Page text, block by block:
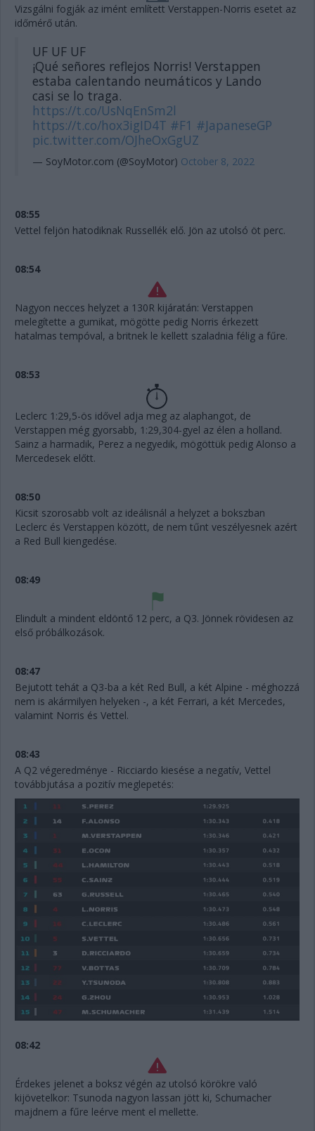
Vizsgálni fogják az imént említett Verstappen-Norris esetet az
időmérő után.
UF UF UF
¡Qué señores reflejos Norris! Verstappen
estaba calentando neumáticos y Lando
casi se lo traga.
https://t.co/UsNqEnSm2l
https://t.co/hox3igID4T #F1 #JapaneseGP
pic.twitter.com/OJheOxGgUZ
— SoyMotor.com (@SoyMotor) October 8, 2022
08:55
Vettel feljön hatodiknak Russellék elő. Jön az utolsó öt perc.
08:54
Nagyon necces helyzet a 130R kijáratán: Verstappen
melegítette a gumikat, mögötte pedig Norris érkezett
hatalmas tempóval, a britnek le kellett szaladnia félig a fűre.
08:53
Leclerc 1:29,5-ös idővel adja meg az alaphangot, de
Verstappen még gyorsabb, 1:29,304-gyel az élen a holland.
Sainz a harmadik, Perez a negyedik, mögöttük pedig Alonso a
Mercedesek előtt.
08:50
Kicsit szorosabb volt az ideálisnál a helyzet a bokszban
Leclerc és Verstappen között, de nem tűnt veszélyesnek azért
a Red Bull kiengedése.
08:49
Elindult a mindent eldöntő 12 perc, a Q3. Jönnek rövidesen az
első próbálkozások.
08:47
Bejutott tehát a Q3-ba a két Red Bull, a két Alpine - méghozzá
nem is akármilyen helyeken -, a két Ferrari, a két Mercedes,
valamint Norris és Vettel.
08:43
A Q2 végeredménye - Ricciardo kiesése a negatív, Vettel
továbbjutása a pozitív meglepetés:
08:42
Érdekes jelenet a boksz végén az utolsó körökre való
kijövetelkor: Tsunoda nagyon lassan jött ki, Schumacher
majdnem a fűre leérve ment el mellette.